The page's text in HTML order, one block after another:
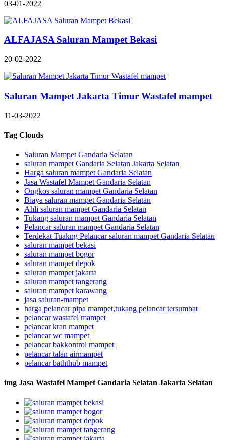
03-01-2022
ALFAJASA Saluran Mampet Bekasi
20-02-2022
Saluran Mampet Jakarta Timur Wastafel mampet
11-03-2022
Tag Clouds
Saluran Mampet Gandaria Selatan
saluran mampet Gandaria Selatan Jakarta Selatan
Harga saluran mampet Gandaria Selatan
Jasa Wastafel Mampet Gandaria Selatan
Ongkos saluran mampet Gandaria Selatan
Biaya saluran mampet Gandaria Selatan
Ahli saluran mampet Gandaria Selatan
Tukang saluran mampet Gandaria Selatan
Pelancar saluran mampet Gandaria Selatan
Terdekat Tuakng Pelancar saluran mampet Gandaria Selatan
saluran mampet bekasi
saluran mampet bogor
saluran mampet depok
saluran mampet jakarta
saluran mampet tangerang
saluran mampet karawang
jasa saluran-mampet
harga pelancar pipa mampet,tukang pelancar tersumbat
pelancar wastafel mampet
pelancar kran mampet
pelancar wc mampet
pelancar bakkontrol mampet
pelancar talan airmampet
pelancar baththub mampet
img Jasa Wastafel Mampet Gandaria Selatan Jakarta Selatan